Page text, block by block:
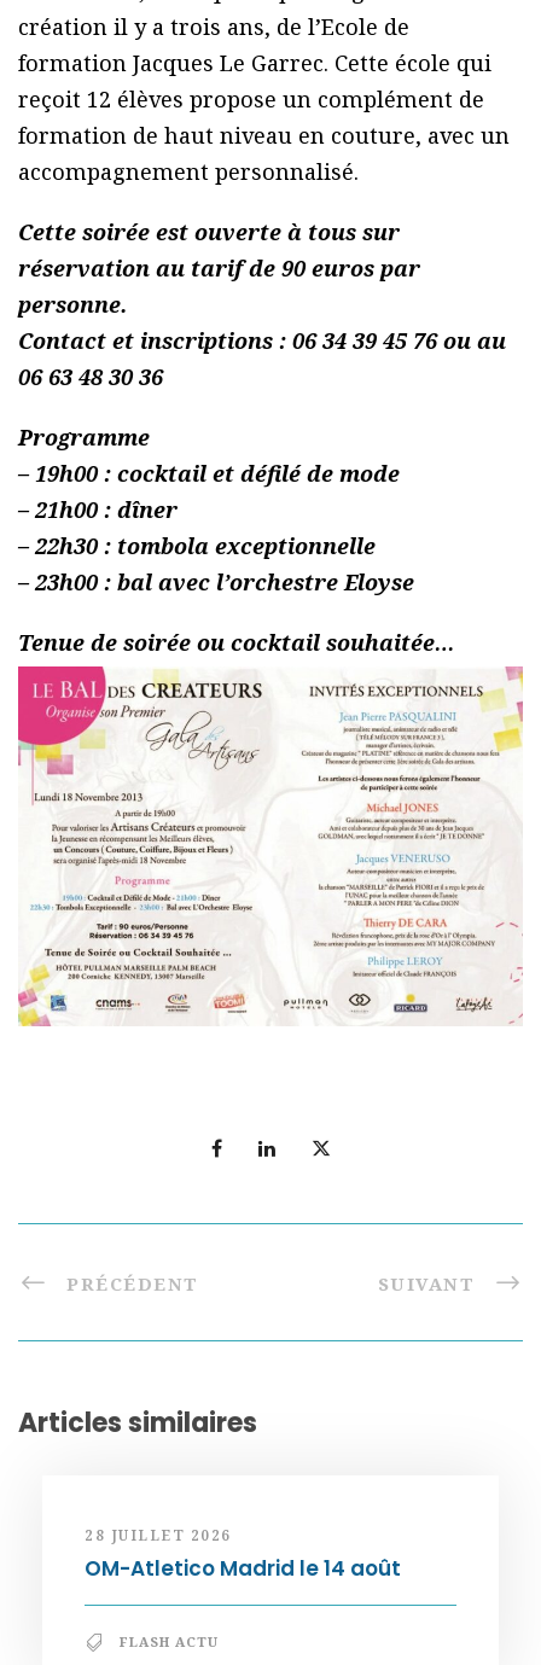
création il y a trois ans, de l’Ecole de
formation Jacques Le Garrec. Cette école qui
reçoit 12 élèves propose un complément de
formation de haut niveau en couture, avec un
accompagnement personnalisé.
Cette soirée est ouverte à tous sur
réservation au tarif de 90 euros par
personne.
Contact et inscriptions : 06 34 39 45 76 ou au
06 63 48 30 36
Programme
– 19h00 : cocktail et défilé de mode
– 21h00 : dîner
– 22h30 : tombola exceptionnelle
– 23h00 : bal avec l’orchestre Eloyse
Tenue de soirée ou cocktail souhaitée…
PRÉCÉDENT SUIVANT
Articles similaires
28 JUILLET 2026
OM-Atletico Madrid le 14 août
FLASH ACTU